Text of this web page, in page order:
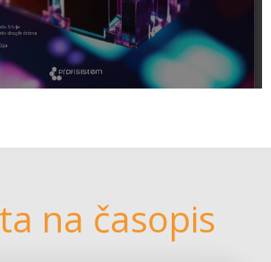
na časopis